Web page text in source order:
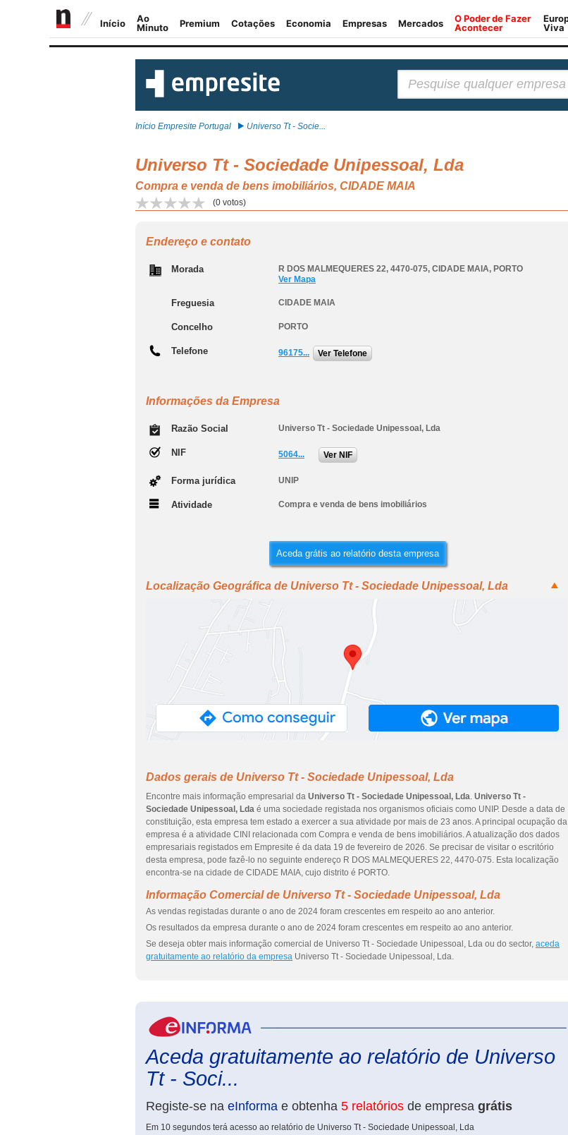
Início Empresite Portugal Universo Tt - Socie...
Universo Tt - Sociedade Unipessoal, Lda
Compra e venda de bens imobiliários, CIDADE MAIA
(0 votos)
Endereço e contato
Morada R DOS MALMEQUERES 22, 4470-075, CIDADE MAIA, PORTO
Ver Mapa
Freguesia CIDADE MAIA
Concelho PORTO
Telefone 96175... Ver Telefone
Informações da Empresa
Razão Social Universo Tt - Sociedade Unipessoal, Lda
NIF 5064... Ver NIF
Forma jurídica UNIP
Atividade Compra e venda de bens imobiliários
Aceda grátis ao relatório desta empresa
Localização Geográfica de Universo Tt - Sociedade Unipessoal, Lda
Dados gerais de Universo Tt - Sociedade Unipessoal, Lda
Encontre mais informação empresarial da Universo Tt - Sociedade Unipessoal, Lda. Universo Tt -
Sociedade Unipessoal, Lda é uma sociedade registada nos organismos oficiais como UNIP. Desde a data de
constituição, esta empresa tem estado a exercer a sua atividade por mais de 23 anos. A principal ocupação da
empresa é a atividade CINI relacionada com Compra e venda de bens imobiliários. A atualização dos dados
empresariais registados em Empresite é da data 19 de fevereiro de 2026. Se precisar de visitar o escritório
desta empresa, pode fazê-lo no seguinte endereço R DOS MALMEQUERES 22, 4470-075. Esta localização
encontra-se na cidade de CIDADE MAIA, cujo distrito é PORTO.
Informação Comercial de Universo Tt - Sociedade Unipessoal, Lda
As vendas registadas durante o ano de 2024 foram crescentes em respeito ao ano anterior.
Os resultados da empresa durante o ano de 2024 foram crescentes em respeito ao ano anterior.
Se deseja obter mais informação comercial de Universo Tt - Sociedade Unipessoal, Lda ou do sector, aceda
gratuitamente ao relatório da empresa Universo Tt - Sociedade Unipessoal, Lda.
Aceda gratuitamente ao relatório de Universo
Tt - Soci...
Registe-se na eInforma e obtenha 5 relatórios de empresa grátis
Em 10 segundos terá acesso ao relatório de Universo Tt - Sociedade Unipessoal, Lda